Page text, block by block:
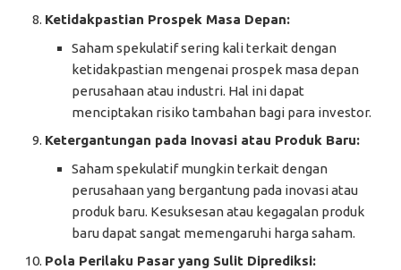
Ketidakpastian Prospek Masa Depan:
Saham spekulatif sering kali terkait dengan
ketidakpastian mengenai prospek masa depan
perusahaan atau industri. Hal ini dapat
menciptakan risiko tambahan bagi para investor.
Ketergantungan pada Inovasi atau Produk Baru:
Saham spekulatif mungkin terkait dengan
perusahaan yang bergantung pada inovasi atau
produk baru. Kesuksesan atau kegagalan produk
baru dapat sangat memengaruhi harga saham.
Pola Perilaku Pasar yang Sulit Diprediksi: